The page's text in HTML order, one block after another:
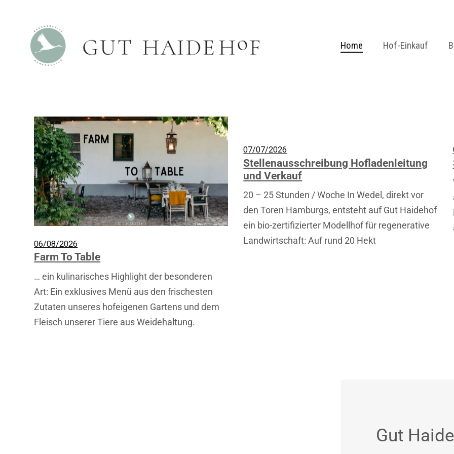
Home Hof-Einkauf
06/08/2026
Farm To Table
… ein kulinarisches Highlight der besonderen
Art: Ein exklusives Menü aus den frischesten
Zutaten unseres hofeigenen Gartens und dem
Fleisch unserer Tiere aus Weidehaltung.
07/07/2026
Stellenausschreibung Hofladenleitung
und Verkauf
20 – 25 Stunden / Woche In Wedel, direkt vor
den Toren Hamburgs, entsteht auf Gut Haidehof
ein bio-zertifizierter Modellhof für regenerative
Landwirtschaft: Auf rund 20 Hekt
Gut